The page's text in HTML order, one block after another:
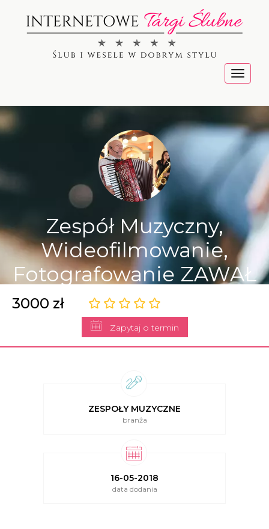
Menu
Zespół Muzyczny,
Wideofilmowanie,
Fotografowanie ZAWAŁ
3000 zł
Zapytaj o termin
ZESPOŁY MUZYCZNE
branża
16-05-2018
data dodania